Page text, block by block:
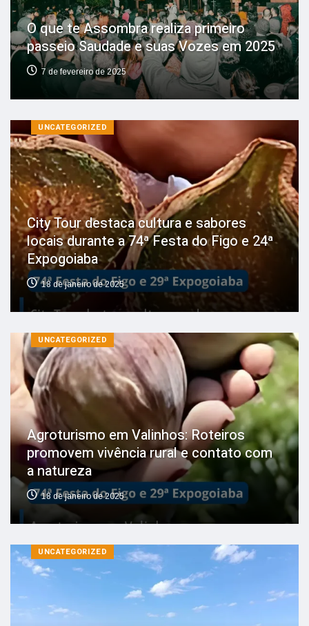
O que te Assombra realiza primeiro
passeio Saudade e suas Vozes em 2025
7 de fevereiro de 2025
UNCATEGORIZED
City Tour destaca cultura e sabores
locais durante a 74ª Festa do Figo e 24ª
Expogoiaba
18 de janeiro de 2025
UNCATEGORIZED
Agroturismo em Valinhos: Roteiros
promovem vivência rural e contato com
a natureza
18 de janeiro de 2025
UNCATEGORIZED